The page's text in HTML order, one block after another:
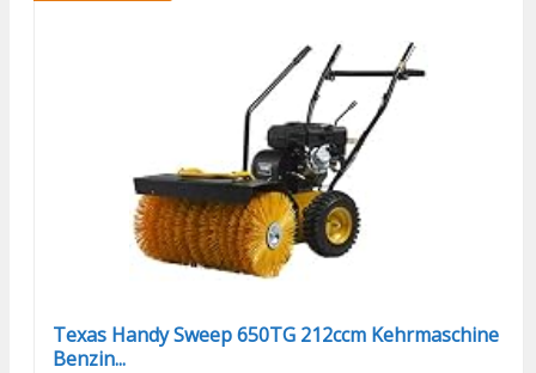
Texas Handy Sweep 650TG 212ccm Kehrmaschine
Benzin...